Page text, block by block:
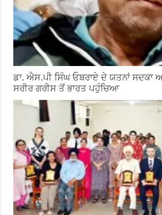
ਡਾ. ਐਸ.ਪੀ ਸਿੰਘ ਓਬਰਾਏ ਦੇ ਯਤਨਾਂ ਸਦਕਾ
ਸਰੀਰ ਗਰੀਸ ਤੋਂ ਭਾਰਤ ਪਹੁੰਚਿਆ